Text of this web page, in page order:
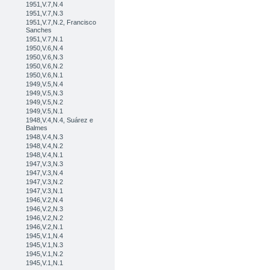
1951,V.7,N.4
1951,V.7,N.3
1951,V.7,N.2, Francisco
Sanches
1951,V.7,N.1
1950,V.6,N.4
1950,V.6,N.3
1950,V.6,N.2
1950,V.6,N.1
1949,V.5,N.4
1949,V.5,N.3
1949,V.5,N.2
1949,V.5,N.1
1948,V.4,N.4, Suárez e
Balmes
1948,V.4,N.3
1948,V.4,N.2
1948,V.4,N.1
1947,V.3,N.3
1947,V.3,N.4
1947,V.3,N.2
1947,V.3,N.1
1946,V.2,N.4
1946,V.2,N.3
1946,V.2,N.2
1946,V.2,N.1
1945,V.1,N.4
1945,V.1,N.3
1945,V.1,N.2
1945,V.1,N.1